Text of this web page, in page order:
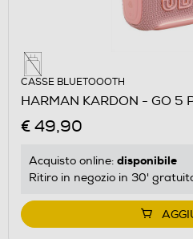
CASSE BLUETOOOTH
HARMAN KARDON - GO 5
€ 49,90
Acquisto online: disponibile
Ritiro in negozio in 30'